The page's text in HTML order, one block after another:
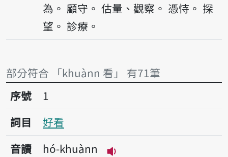
為。 顧守。 估量、觀察。 憑恃。 探
望。 診療。
部分符合 「khuànn 看」 有71筆
序號1好看
序號
1
詞目
好看
音讀
hó-khuànn